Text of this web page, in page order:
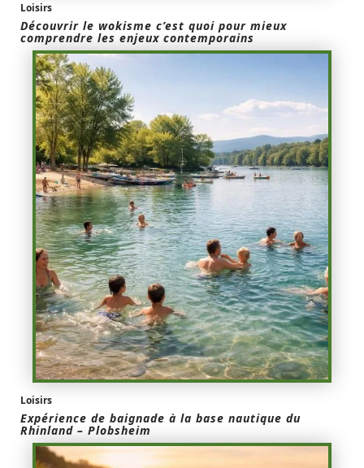
Loisirs
Découvrir le wokisme c’est quoi pour mieux
comprendre les enjeux contemporains
Loisirs
Expérience de baignade à la base nautique du
Rhinland – Plobsheim